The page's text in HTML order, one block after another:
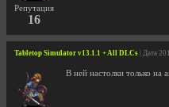
Репутация
16
Tabletop Simulator v13.1.1 + All DLCs | Дата
В ней настолки только на